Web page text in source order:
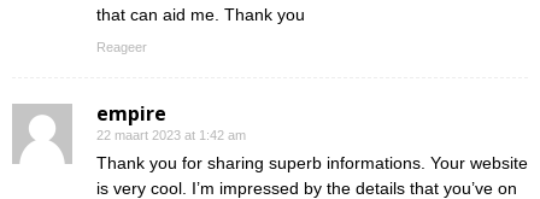
that can aid me. Thank you
Reageer
empire
22 maart 2023 at 1:42 am
Thank you for sharing superb informations. Your website
is very cool. I’m impressed by the details that you’ve on